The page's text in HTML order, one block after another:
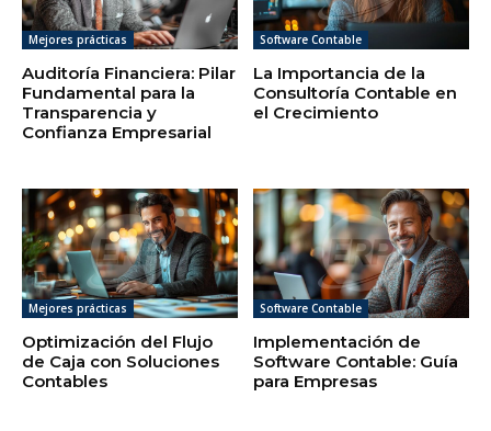
Mejores prácticas
Auditoría Financiera: Pilar
Fundamental para la
Transparencia y
Confianza Empresarial
Software Contable
La Importancia de la
Consultoría Contable en
el Crecimiento
Mejores prácticas
Optimización del Flujo
de Caja con Soluciones
Contables
Software Contable
Implementación de
Software Contable: Guía
para Empresas